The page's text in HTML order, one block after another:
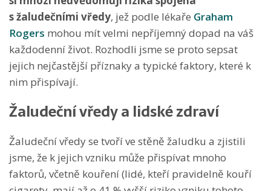
s žaludečními vředy, jež podle lékaře Graham
Rogers mohou mít velmi nepříjemný dopad na váš
každodenní život. Rozhodli jsme se proto sepsat
jejich nejčastější příznaky a typické faktory, které k
nim přispívají.
Žaludeční vředy a lidské zdraví
Žaludeční vředy se tvoří ve stěně žaludku a zjistili
jsme, že k jejich vzniku může přispívat mnoho
faktorů, včetně kouření (lidé, kteří pravidelně kouří